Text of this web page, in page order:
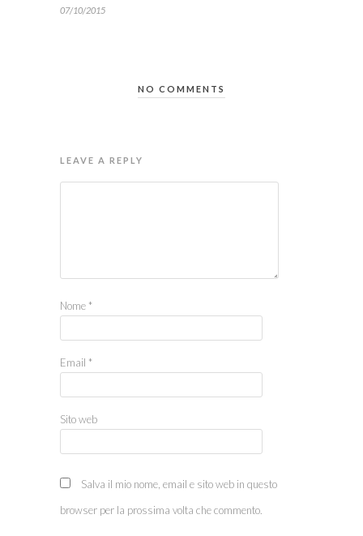
07/10/2015
NO COMMENTS
LEAVE A REPLY
Nome *
Email *
Sito web
Salva il mio nome, email e sito web in questo
browser per la prossima volta che commento.